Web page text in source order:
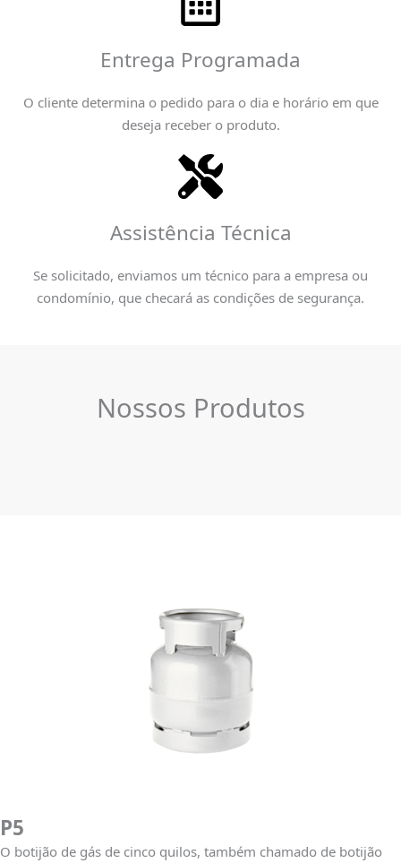
Entrega Programada
O cliente determina o pedido para o dia e horário em que
deseja receber o produto.
Assistência Técnica
Se solicitado, enviamos um técnico para a empresa ou
condomínio, que checará as condições de segurança.
Nossos Produtos
P5
O botijão de gás de cinco quilos, também chamado de botijão